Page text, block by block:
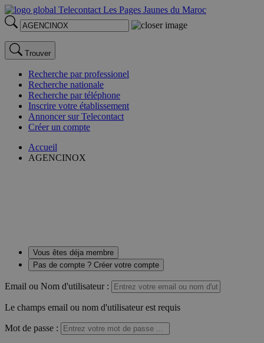
Trouver
Recherche par professionel
Recherche nationale
Recherche par téléphone
Inscrire votre établissement
Annoncer sur Telecontact
Créer un compte
Accueil
AGENCINOX
Vous êtes déja membre
Pas de compte ? Créer votre compte
Email ou Nom d'utilisateur :
Le champs email ou nom d'utilisateur est requis
Mot de passe :